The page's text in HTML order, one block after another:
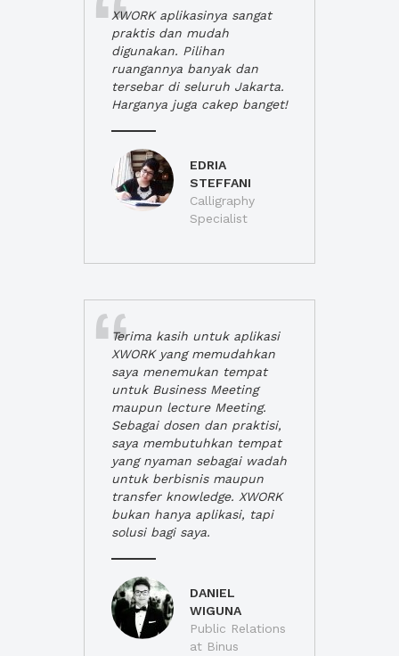
XWORK aplikasinya sangat
praktis dan mudah
digunakan. Pilihan
ruangannya banyak dan
tersebar di seluruh Jakarta.
Harganya juga cakep banget!
EDRIA
STEFFANI
Calligraphy
Specialist
Terima kasih untuk aplikasi
XWORK yang memudahkan
saya menemukan tempat
untuk Business Meeting
maupun lecture Meeting.
Sebagai dosen dan praktisi,
saya membutuhkan tempat
yang nyaman sebagai wadah
untuk berbisnis maupun
transfer knowledge. XWORK
bukan hanya aplikasi, tapi
solusi bagi saya.
DANIEL
WIGUNA
Public Relations
at Binus